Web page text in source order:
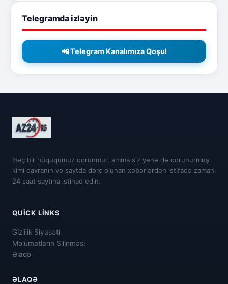
Telegramda izləyin
📲 Telegram Kanalımıza Qoşul
Heç bir hüququmuz qorunmur, amma siz yenə də qorunurmuş
kimi davranın və saytda dərc olunan xəbərlərdən istifadə zamanı
24 saat saytına istinad edin.
QUICK LINKS
Gizlilik Siyasəti
Məlumatların Silinməsi
Əlaqə
ƏLAQƏ